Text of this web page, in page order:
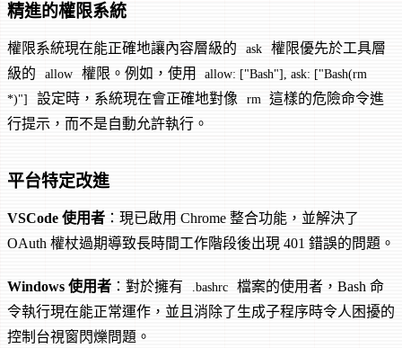
精進的權限系統
權限系統現在能正確地讓內容層級的 ask
權限優先於工具層
級的
allow 權限。例如，使用
allow: ["Bash"], ask: ["Bash(rm
*)"]
設定時，系統現在會正確地對像 rm
這樣的危險命令進
行提示，而不是自動允許執行。
平台特定改進
VSCode 使用者 ：現已啟用 Chrome 整合功能，並解決了
OAuth 權杖過期導致長時間工作階段後出現 401 錯誤的問題。
Windows 使用者 ：對於擁有 .bashrc
檔案的使用者，Bash 命
令執行現在能正常運作，並且消除了生成子程序時令人困擾的
控制台視窗閃爍問題。